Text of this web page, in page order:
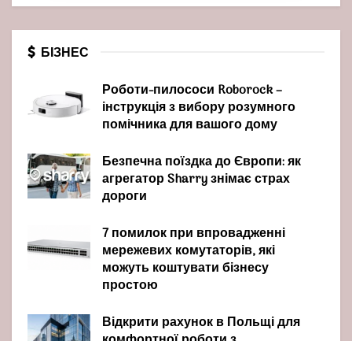
БІЗНЕС
Роботи-пилососи Roborock –
інструкція з вибору розумного
помічника для вашого дому
Безпечна поїздка до Європи: як
агрегатор Sharry знімає страх
дороги
7 помилок при впровадженні
мережевих комутаторів, які
можуть коштувати бізнесу
простою
Відкрити рахунок в Польщі для